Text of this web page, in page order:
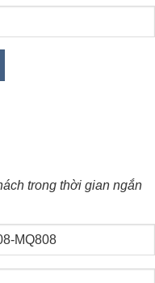
trong thời gian ngắn